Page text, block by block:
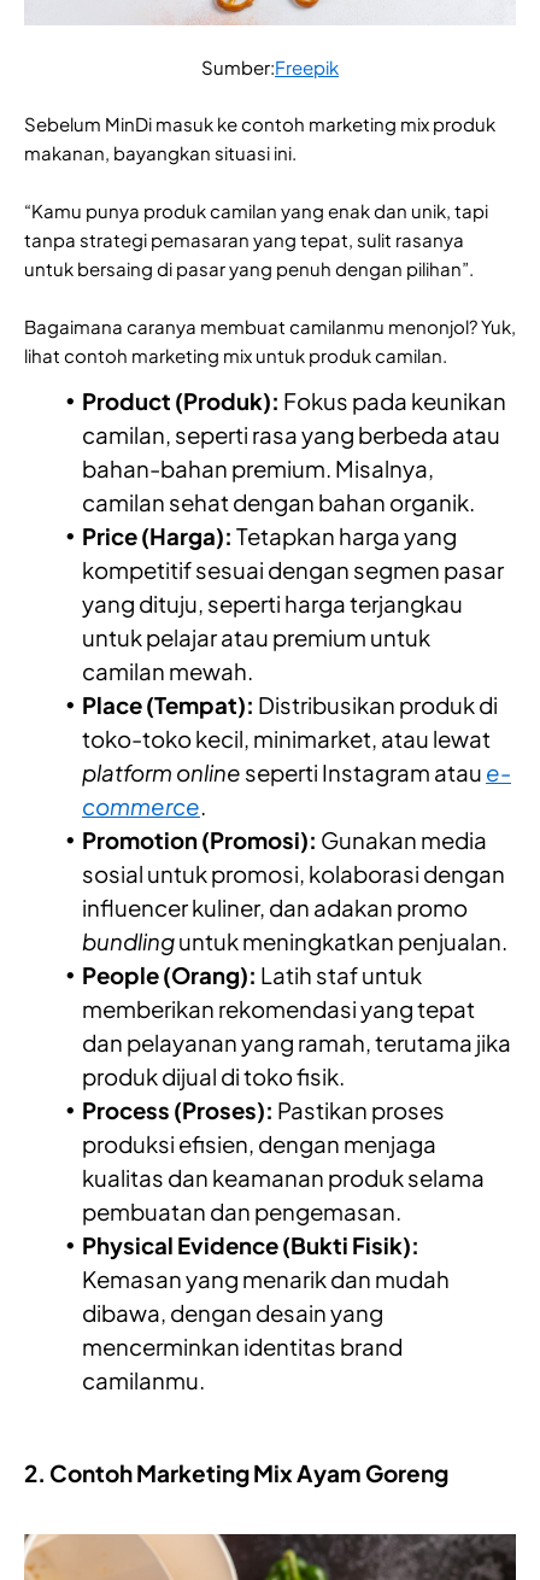
Sumber:Freepik
Sebelum MinDi masuk ke contoh marketing mix produk
makanan, bayangkan situasi ini.
“Kamu punya produk camilan yang enak dan unik, tapi
tanpa strategi pemasaran yang tepat, sulit rasanya
untuk bersaing di pasar yang penuh dengan pilihan”.
Bagaimana caranya membuat camilanmu menonjol? Yuk,
lihat contoh marketing mix untuk produk camilan.
Product (Produk): Fokus pada keunikan
camilan, seperti rasa yang berbeda atau
bahan-bahan premium. Misalnya,
camilan sehat dengan bahan organik.
Price (Harga): Tetapkan harga yang
kompetitif sesuai dengan segmen pasar
yang dituju, seperti harga terjangkau
untuk pelajar atau premium untuk
camilan mewah.
Place (Tempat): Distribusikan produk di
toko-toko kecil, minimarket, atau lewat
platform online seperti Instagram atau e-
commerce.
Promotion (Promosi): Gunakan media
sosial untuk promosi, kolaborasi dengan
influencer kuliner, dan adakan promo
bundlinguntuk meningkatkan penjualan.
People (Orang): Latih staf untuk
memberikan rekomendasi yang tepat
dan pelayanan yang ramah, terutama jika
produk dijual di toko fisik.
Process (Proses): Pastikan proses
produksi efisien, dengan menjaga
kualitas dan keamanan produk selama
pembuatan dan pengemasan.
Physical Evidence (Bukti Fisik):
Kemasan yang menarik dan mudah
dibawa, dengan desain yang
mencerminkan identitas brand
camilanmu.
2. Contoh Marketing Mix Ayam Goreng